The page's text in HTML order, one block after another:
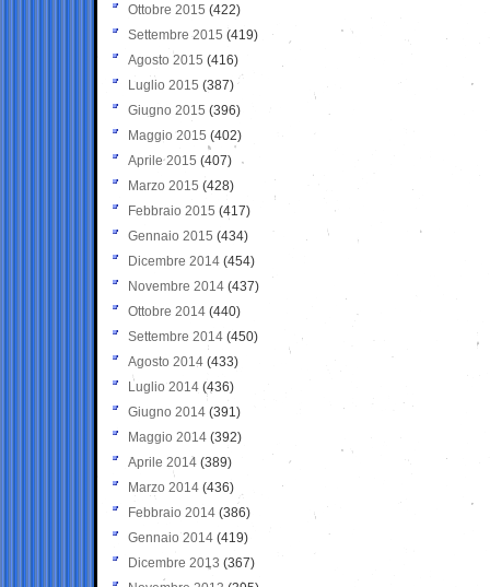
Ottobre 2015 (422)
Settembre 2015 (419)
Agosto 2015 (416)
Luglio 2015 (387)
Giugno 2015 (396)
Maggio 2015 (402)
Aprile 2015 (407)
Marzo 2015 (428)
Febbraio 2015 (417)
Gennaio 2015 (434)
Dicembre 2014 (454)
Novembre 2014 (437)
Ottobre 2014 (440)
Settembre 2014 (450)
Agosto 2014 (433)
Luglio 2014 (436)
Giugno 2014 (391)
Maggio 2014 (392)
Aprile 2014 (389)
Marzo 2014 (436)
Febbraio 2014 (386)
Gennaio 2014 (419)
Dicembre 2013 (367)